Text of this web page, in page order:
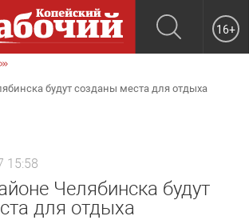
16+
будут созданы места для отдыха
15:58
Челябинска будут
для отдыха